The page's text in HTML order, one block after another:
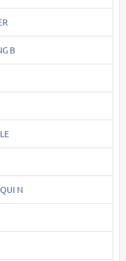
B
N